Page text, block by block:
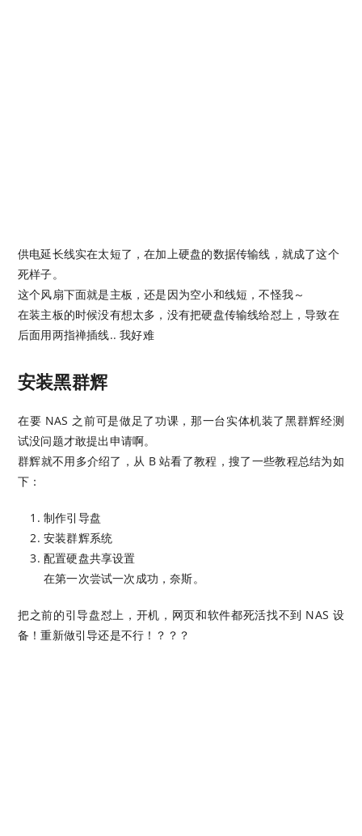
供电延长线实在太短了，在加上硬盘的数据传输线，就成了这个
死样子。
这个风扇下面就是主板，还是因为空小和线短，不怪我～
在装主板的时候没有想太多，没有把硬盘传输线给怼上，导致在
后面用两指禅插线.. 我好难
安装黑群辉
在要 NAS 之前可是做足了功课，那一台实体机装了黑群辉经测
试没问题才敢提出申请啊。
群辉就不用多介绍了，从 B 站看了教程，搜了一些教程总结为如
下：
制作引导盘
安装群辉系统
配置硬盘共享设置
在第一次尝试一次成功，奈斯。
把之前的引导盘怼上，开机，网页和软件都死活找不到 NAS 设
备！重新做引导还是不行！？？？